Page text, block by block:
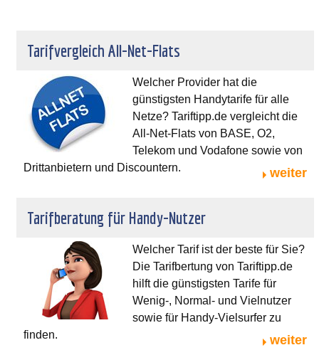
Tarifvergleich All-Net-Flats
Welcher Provider hat die
günstigsten Handytarife für alle
Netze? Tariftipp.de vergleicht die
All-Net-Flats von BASE, O2,
Telekom und Vodafone sowie von
Drittanbietern und Discountern.
weiter
Tarifberatung für Handy-Nutzer
Welcher Tarif ist der beste für Sie?
Die Tarifbertung von Tariftipp.de
hilft die günstigsten Tarife für
Wenig-, Normal- und Vielnutzer
sowie für Handy-Vielsurfer zu
finden.
weiter